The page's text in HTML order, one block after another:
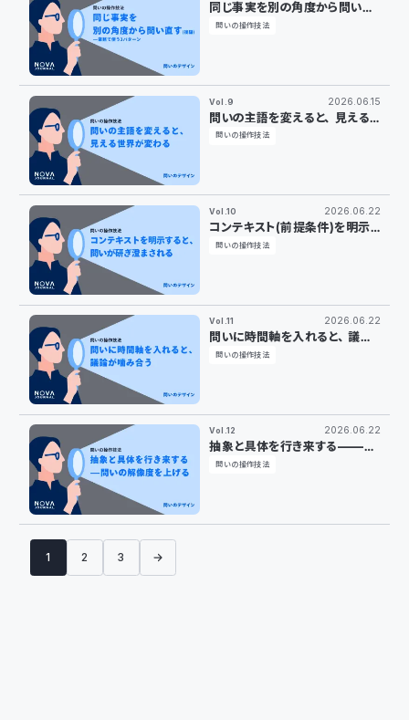
同じ事実を別の角度から問い直
す（後編）——業務で使う3パタ
問いの操作技法
Vol.9 2026.06.15
問いの主語を変えると、見える
世界が変わる
問いの操作技法
Vol.10 2026.06.22
コンテキスト（前提条件）を明示
すると、問いが研ぎ澄まされる
問いの操作技法
Vol.11 2026.06.22
問いに時間軸を入れると、議論
が噛み合う
問いの操作技法
Vol.12 2026.06.22
抽象と具体を行き来する——問
いの解像度を上げる
問いの操作技法
1 2 3